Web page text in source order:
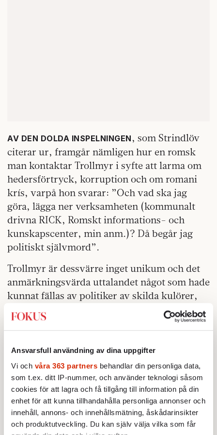
Ansvarsfull användning av dina uppgifter
Vi och våra 363 partners behandlar din personliga data,
som t.ex. ditt IP-nummer, och använder teknologi såsom
cookies för att lagra och få tillgång till information på din
enhet för att kunna tillhandahålla personliga annonser och
innehåll, annons- och innehållsmätning, åskådarinsikter
och produktutveckling. Du kan själv välja vilka som får
AV DEN DOLDA INSPELNINGEN , som Strindlöv
citerar ur, framgår nämligen hur en romsk
man kontaktar Trollmyr i syfte att larma om
hedersförtryck, korruption och om romani
krís, varpå hon svarar: ”Och vad ska jag
göra, lägga ner verksamheten (kommunalt
drivna RICK, Romskt informations- och
kunskapscenter, min anm.)? Då begår jag
politiskt självmord”.
Trollmyr är dessvärre inget unikum och det
anmärkningsvärda uttalandet något som hade
kunnat fällas av politiker av skilda kulörer,
även om det blir extra pikant att det handlar
om en företrädare för ett parti som säger sig
lika värde” som ledstjärna. Tvärtom är det
just för att Trollmyrs synsätt är så vanligt
som svensk offentlighet så länge kunnat
blunda för och relativisera frågor kopplade
till minoriteter och utrikes födda enligt vad
som närmast kan beskrivas som välviljans
rasism.